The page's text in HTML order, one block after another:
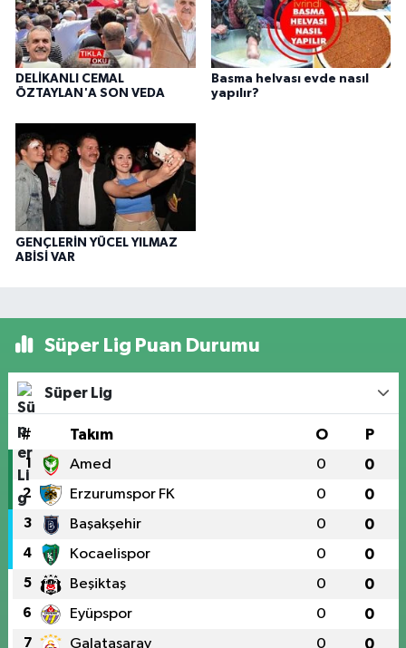
DELİKANLI CEMAL
ÖZTAYLAN'A SON VEDA
Basma helvası evde nasıl
yapılır?
GENÇLERİN YÜCEL YILMAZ
ABİSİ VAR
Süper Lig Puan Durumu
Süper Lig
# Takım O P
1 Amed 0 0
2 Erzurumspor FK 0 0
3 Başakşehir 0 0
4 Kocaelispor 0 0
5 Beşiktaş 0 0
6 Eyüpspor 0 0
7 Galatasaray 0 0